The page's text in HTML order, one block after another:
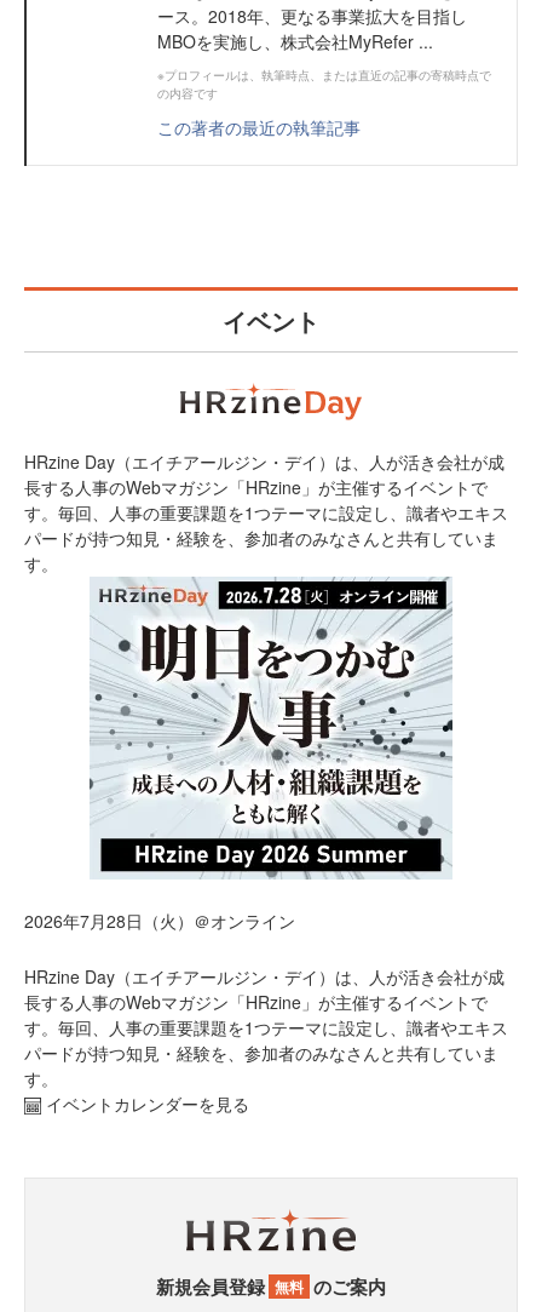
ース。2018年、更なる事業拡大を目指し
MBOを実施し、株式会社MyRefer ...
※プロフィールは、執筆時点、または直近の記事の寄稿時点で
の内容です
この著者の最近の執筆記事
イベント
HRzine Day（エイチアールジン・デイ）は、人が活き会社が成
長する人事のWebマガジン「HRzine」が主催するイベントで
す。毎回、人事の重要課題を1つテーマに設定し、識者やエキス
パードが持つ知見・経験を、参加者のみなさんと共有していま
す。
2026年7月28日（火）＠オンライン
HRzine Day（エイチアールジン・デイ）は、人が活き会社が成
長する人事のWebマガジン「HRzine」が主催するイベントで
す。毎回、人事の重要課題を1つテーマに設定し、識者やエキス
パードが持つ知見・経験を、参加者のみなさんと共有していま
す。
イベントカレンダーを見る
新規会員登録 無料 のご案内